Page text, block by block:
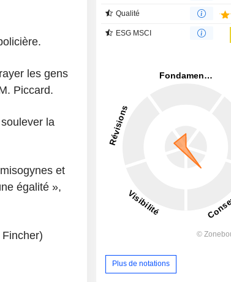
les gens
Piccard.
la
et
égalité »,
Qualité
ESG MSCI
Plus de notations